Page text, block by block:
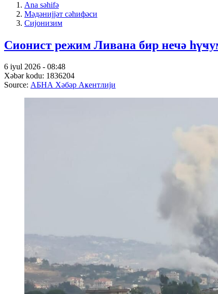
Ana səhifə
Мәдәнијјәт сәһифәси
Сијонизим
Сионист режим Ливана бир нечә
6 iyul 2026 - 08:48
Xəbər kodu: 1836204
Source: АБНА Хәбәр Аҝентлији